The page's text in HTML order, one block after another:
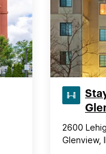
2600
Glenview,